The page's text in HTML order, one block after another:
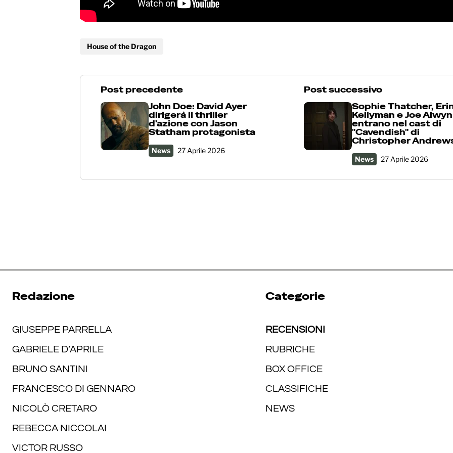
House of the Dragon
Post precedente
John Doe: David Ayer
dirigerà il thriller
d'azione con Jason
Statham protagonista
News 27 Aprile 2026
Post successivo
Sophie Thatcher,
Kellyman e Joe Alwyn
entrano nel cast di
"Cavendish" di
Christopher
News 27 Aprile 2026
Redazione
GIUSEPPE PARRELLA
GABRIELE D’APRILE
BRUNO SANTINI
FRANCESCO DI GENNARO
NICOLÒ CRETARO
REBECCA NICCOLAI
VICTOR RUSSO
Categorie
RECENSIONI
RUBRICHE
BOX OFFICE
CLASSIFICHE
NEWS